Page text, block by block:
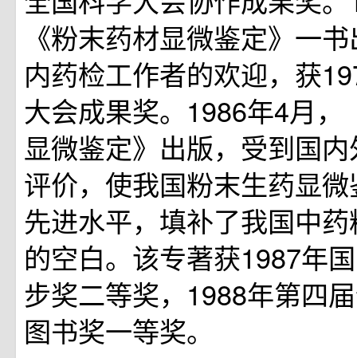
《粉末药材显微鉴定》一
内药检工作者的欢迎，获
大会成果奖。1986年4月，
显微鉴定》出版，受到国
评价，使我国粉末生药显
先进水平，填补了我国中
的空白。该专著获1987年
步奖二等奖，1988年第四
图书奖一等奖。